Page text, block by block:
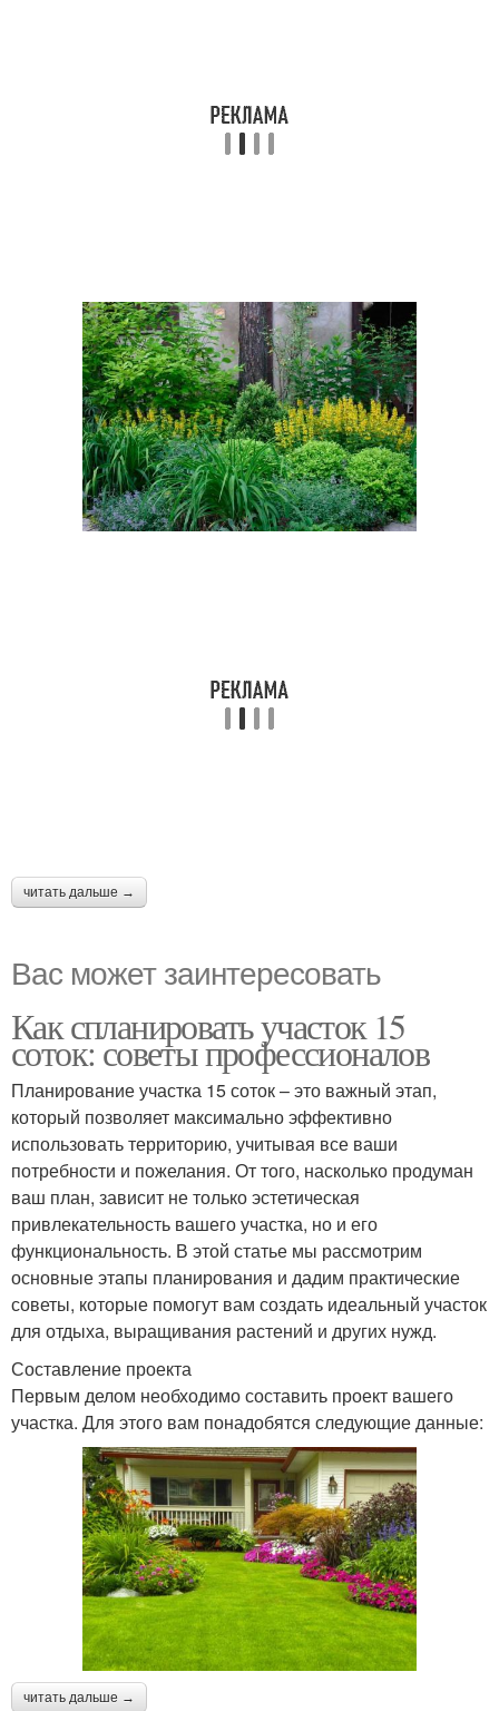
читать дальше →
Вас может заинтересовать
Как спланировать участок 15
соток: советы профессионалов
Планирование участка 15 соток – это важный этап,
который позволяет максимально эффективно
использовать территорию, учитывая все ваши
потребности и пожелания. От того, насколько продуман
ваш план, зависит не только эстетическая
привлекательность вашего участка, но и его
функциональность. В этой статье мы рассмотрим
основные этапы планирования и дадим практические
советы, которые помогут вам создать идеальный участок
для отдыха, выращивания растений и других нужд.
Составление проекта
Первым делом необходимо составить проект вашего
участка. Для этого вам понадобятся следующие данные:
читать дальше →